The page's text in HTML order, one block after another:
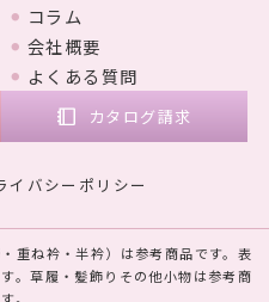
コラム
会社概要
よくある質問
カタログ請求
イバシーポリシー
重ね衿・半衿）は参考商品です。表
。草履・髪飾りその他小物は参考商